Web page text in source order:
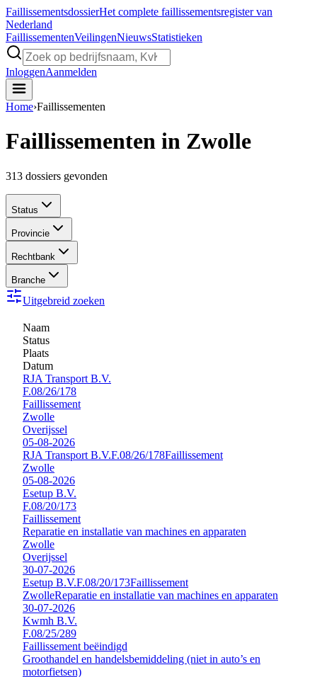
FaillissementsdossierHet complete faillissementsregister van
Nederland
FaillissementenVeilingenNieuwsStatistieken
InloggenAanmelden
Home›Faillissementen
Faillissementen in Zwolle
313 dossiers gevonden
Status
Provincie
Rechtbank
Branche
Uitgebreid zoeken
Naam
Status
Plaats
Datum
RJA Transport B.V.
F.08/26/178
Faillissement
Zwolle
Overijssel
05-08-2026
RJA Transport B.V.F.08/26/178Faillissement
Zwolle
05-08-2026
Esetup B.V.
F.08/20/173
Faillissement
Reparatie en installatie van machines en apparaten
Zwolle
Overijssel
30-07-2026
Esetup B.V.F.08/20/173Faillissement
ZwolleReparatie en installatie van machines en apparaten
30-07-2026
Kwmh B.V.
F.08/25/289
Faillissement beëindigd
Groothandel en handelsbemiddeling (niet in auto’s en
motorfietsen)